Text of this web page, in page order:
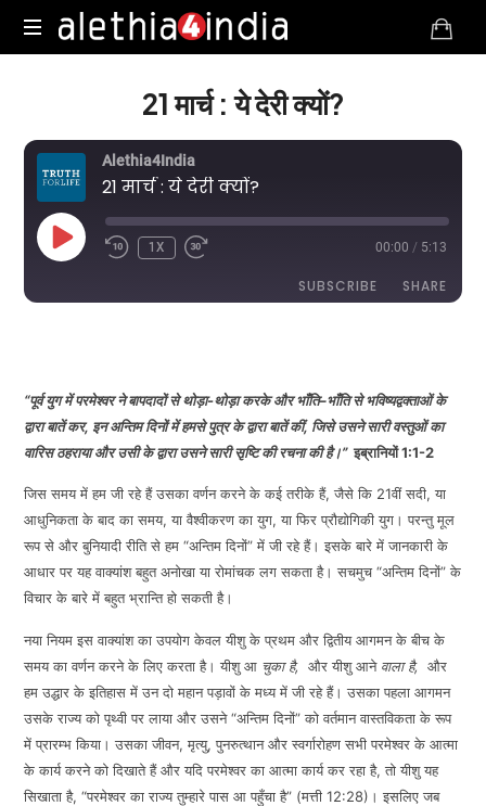
Alethia4India
21 मार्च : ये देरी क्यों?
Alethia4India
21 मार्च : ये देरी क्यों?
PLAY
EPISODE 1X 00:00 / 5:13
SUBSCRIBE SHARE
LINK
EMBED
“पूर्व युग में परमेश्‍वर ने बापदादों से थोड़ा-थोड़ा करके और भाँति–भाँति से भविष्यद्वक्ताओं के
द्वारा बातें कर, इन अन्तिम दिनों में हमसे पुत्र के द्वारा बातें कीं, जिसे उसने सारी वस्तुओं का
वारिस ठहराया और उसी के द्वारा उसने सारी सृष्टि की रचना की है।”इब्रानियों 1:1-2
जिस समय में हम जी रहे हैं उसका वर्णन करने के कई तरीके हैं, जैसे कि 21वीं सदी, या
आधुनिकता के बाद का समय, या वैश्वीकरण का युग, या फिर प्रौद्योगिकी युग। परन्तु मूल
रूप से और बुनियादी रीति से हम “अन्तिम दिनों” में जी रहे हैं। इसके बारे में जानकारी के
आधार पर यह वाक्यांश बहुत अनोखा या रोमांचक लग सकता है। सचमुच “अन्तिम दिनों” के
विचार के बारे में बहुत भ्रान्ति हो सकती है।
नया नियम इस वाक्यांश का उपयोग केवल यीशु के प्रथम और द्वितीय आगमन के बीच के
समय का वर्णन करने के लिए करता है। यीशु आ चुका है, और यीशु आने वाला है, और
हम उद्धार के इतिहास में उन दो महान पड़ावों के मध्य में जी रहे हैं। उसका पहला आगमन
उसके राज्य को पृथ्वी पर लाया और उसने “अन्तिम दिनों” को वर्तमान वास्तविकता के रूप
में प्रारम्भ किया। उसका जीवन, मृत्यु, पुनरुत्थान और स्वर्गारोहण सभी परमेश्वर के आत्मा
के कार्य करने को दिखाते हैं और यदि परमेश्वर का आत्मा कार्य कर रहा है, तो यीशु यह
सिखाता है, “परमेश्वर का राज्य तुम्हारे पास आ पहुँचा है” (मत्ती 12:28)। इसलिए जब